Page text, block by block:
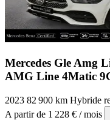
Mercedes Gle Amg
AMG Line 4Matic
2023 82 900 km Hybride
A partir de 1 228 € / mois